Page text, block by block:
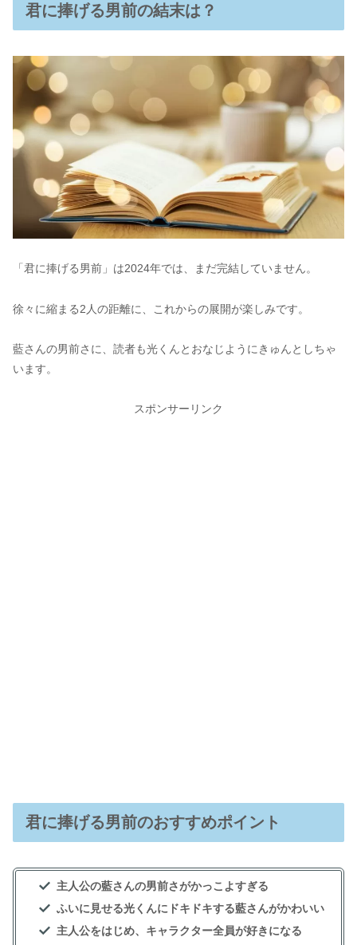
君に捧げる男前の結末は？
「君に捧げる男前」は2024年では、まだ完結していません。
徐々に縮まる2人の距離に、これからの展開が楽しみです。
藍さんの男前さに、読者も光くんとおなじようにきゅんとしちゃ
います。
スポンサーリンク
君に捧げる男前のおすすめポイント
主人公の藍さんの男前さがかっこよすぎる
ふいに見せる光くんにドキドキする藍さんがかわいい
主人公をはじめ、キャラクター全員が好きになる